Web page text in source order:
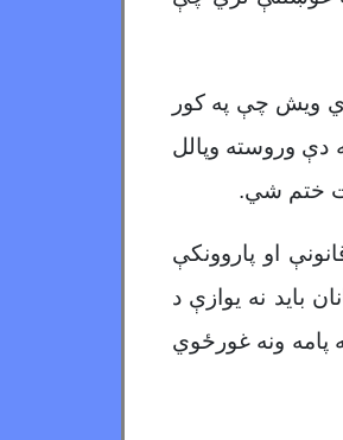
ویش چې په کور
دې وروسته وپالل
ختم شي.
او پاروونکې
باید نه یوازې د
پامه ونه غورځوي